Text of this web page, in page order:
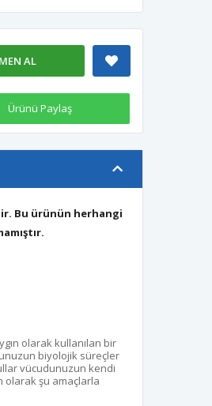
AL
Ürünü Paylaş
Bu ürünün herhangi
olarak kullanılan bir
biyolojik süreçler
vücudunuzun kendi
olarak şu amaçlarla